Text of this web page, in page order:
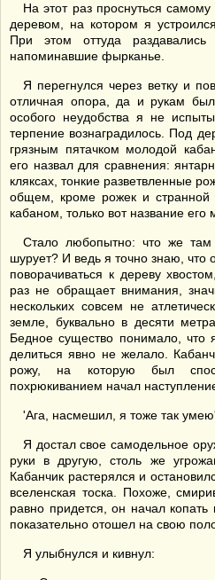
На этот раз проснуться
деревом, на котором я
При этом оттуда
напоминавшие фырканье.
Я перегнулся через ветку и
отличная опора, да и рукам
особого неудобства я не
терпение вознаградилось. Под
грязным пятачком молодой
его назвал для сравнения:
кляксах, тонкие разветвленные
общем, кроме рожек и
кабаном, только вот название его
Стало любопытно: что же там
шурует? И ведь я точно знаю, что
поворачиваться к дереву
раз не обращает внимания,
нескольких совсем не
земле, буквально в десяти
Бедное существо понимало, что
делиться явно не желало.
рожу, на которую был
похрюкиванием начал
'Ага, насмешил, я тоже так умею'.
Я достал свое самодельное
руки в другую, столь же
Кабанчик растерялся и
вселенская тоска. Похоже,
равно придется, он начал
показательно отошел на свою
Я улыбнулся и кивнул: